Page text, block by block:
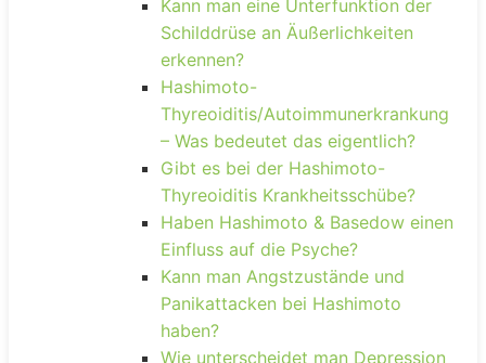
Kann man eine Unterfunktion der
Schilddrüse an Äußerlichkeiten
erkennen?
Hashimoto-
Thyreoiditis/Autoimmunerkrankung
– Was bedeutet das eigentlich?
Gibt es bei der Hashimoto-
Thyreoiditis Krankheitsschübe?
Haben Hashimoto & Basedow einen
Einfluss auf die Psyche?
Kann man Angstzustände und
Panikattacken bei Hashimoto
haben?
Wie unterscheidet man Depression